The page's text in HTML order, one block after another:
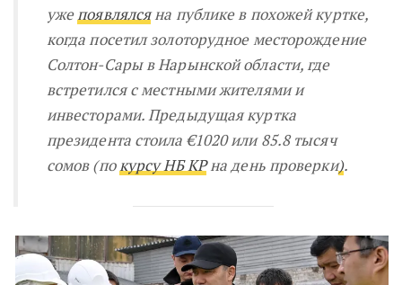
ужепоявлялсяна публике в похожей куртке,
когда посетил золоторудное месторождение
Солтон-Сары в Нарынской области, где
встретился с местными жителями и
инвесторами. Предыдущая куртка
президента стоила €1020 или 85.8 тысяч
сомов (покурсу НБ КРна день проверки).